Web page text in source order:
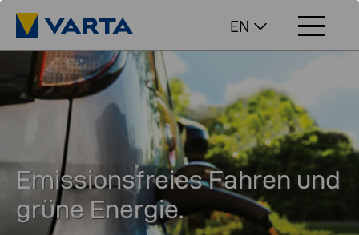
EN
Emissionsfreies Fahren und
grüne Energie.